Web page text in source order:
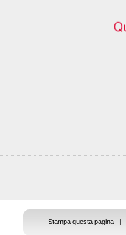
Stampa questa pagina |